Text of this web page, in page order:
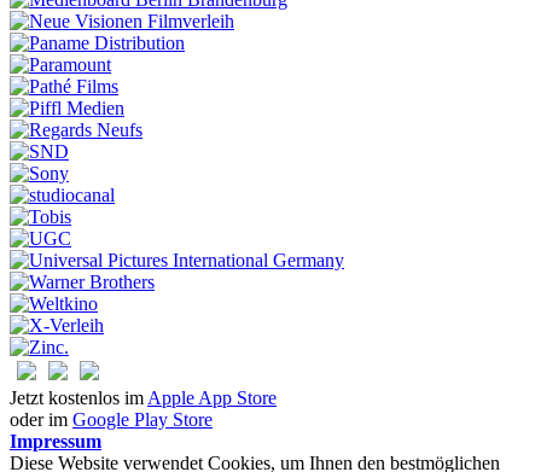
Jetzt kostenlos im Apple App Store
oder im Google Play Store
Impressum
Diese Website verwendet Cookies, um Ihnen den bestmöglichen